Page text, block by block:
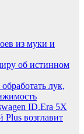
из муки и
об истинном
лук,
ID.Era 5X
возглавит